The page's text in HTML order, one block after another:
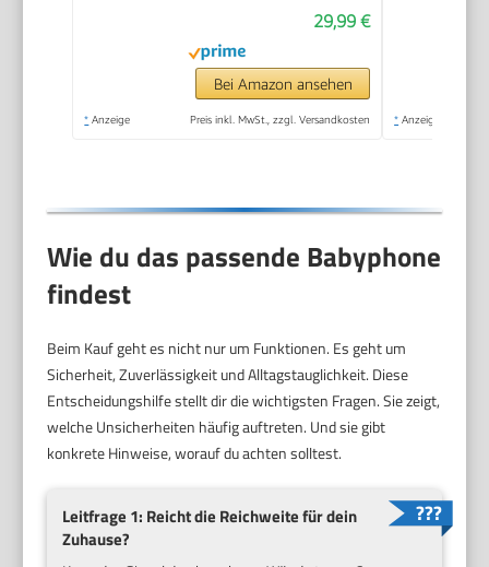
große Reichweite –
hochempfindliches
Mikrofon – Weiß
29,99 €
Bei Amazon ansehen
* Anzeige Preis inkl. MwSt., zzgl. Versandkosten * Anzeige
Wie du das passende Babyphone
findest
Beim Kauf geht es nicht nur um Funktionen. Es geht um
Sicherheit, Zuverlässigkeit und Alltagstauglichkeit. Diese
Entscheidungshilfe stellt dir die wichtigsten Fragen. Sie zeigt,
welche Unsicherheiten häufig auftreten. Und sie gibt
konkrete Hinweise, worauf du achten solltest.
Leitfrage 1: Reicht die Reichweite für dein
Zuhause?